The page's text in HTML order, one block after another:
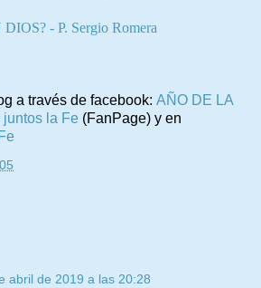
- P. Sergio Romera
a través de facebook: AÑO DE LA
la Fe (FanPage) y en
abril de 2019 a las 20:28